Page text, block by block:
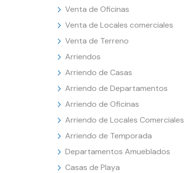
Venta de Oficinas
Venta de Locales comerciales
Venta de Terreno
Arriendos
Arriendo de Casas
Arriendo de Departamentos
Arriendo de Oficinas
Arriendo de Locales Comerciales
Arriendo de Temporada
Departamentos Amueblados
Casas de Playa